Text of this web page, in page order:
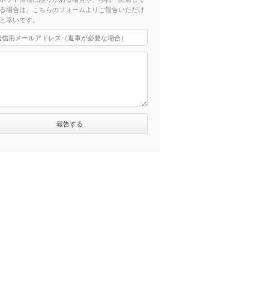
場合は、こちらのフォームよりご報告いただけ
幸いです。